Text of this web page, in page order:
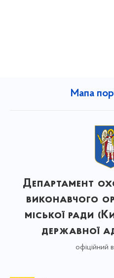
Мапа
Департамент
виконавчого
міської ради
державної
офіційний